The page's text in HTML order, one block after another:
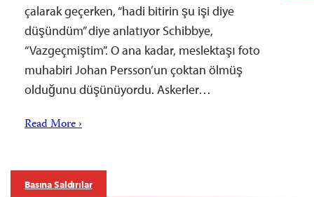
çalarak geçerken, “hadi bitirin şu işi diye
düşündüm” diye anlatıyor Schibbye,
“Vazgeçmiştim”. O ana kadar, meslektaşı foto
muhabiri Johan Persson’un çoktan ölmüş
olduğunu düşünüyordu. Askerler…
Read More ›
Basına Saldırılar